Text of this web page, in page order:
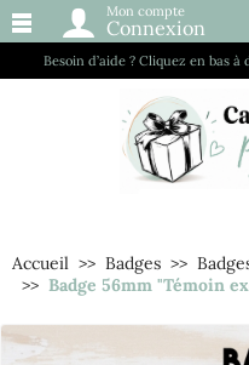
Besoin d’aide ? Cliquez en bas
Mon compte
Connexion
Accueil Badges
Badge 56mm "Témoin